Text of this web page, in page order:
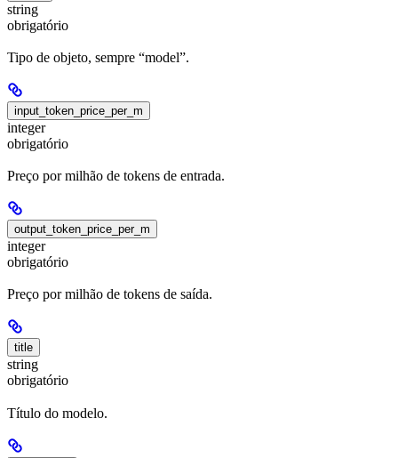
string
obrigatório
Tipo de objeto, sempre “model”.
input_token_price_per_m
integer
obrigatório
Preço por milhão de tokens de entrada.
output_token_price_per_m
integer
obrigatório
Preço por milhão de tokens de saída.
title
string
obrigatório
Título do modelo.